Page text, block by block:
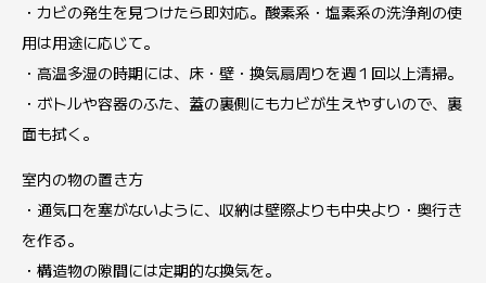
・カビの発生を見つけたら即対応。酸素系・塩素系の洗浄剤の使
用は用途に応じて。
・高温多湿の時期には、床・壁・換気扇周りを週１回以上清掃。
・ボトルや容器のふた、蓋の裏側にもカビが生えやすいので、裏
面も拭く。
室内の物の置き方
・通気口を塞がないように、収納は壁際よりも中央より・奥行き
を作る。
・構造物の隙間には定期的な換気を。